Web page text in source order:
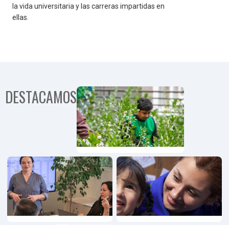
la vida universitaria y las carreras impartidas en
ellas.
DESTACAMOS
Programa
Emprendimiento,
Innovación y
Pymes